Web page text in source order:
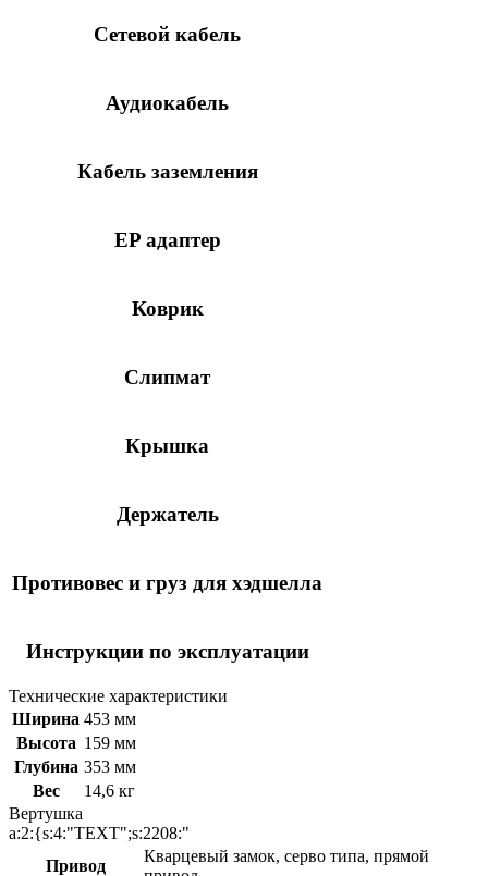
Сетевой кабель
Аудиокабель
Кабель заземления
EP адаптер
Коврик
Слипмат
Крышка
Держатель
Противовес и груз для хэдшелла
Инструкции по эксплуатации
Технические характеристики
Ширина 453 мм
Высота 159 мм
Глубина 353 мм
Вес
14,6 кг
Вертушка
a:2:{s:4:"TEXT";s:2208:"
Привод
Кварцевый замок, серво типа, прямой